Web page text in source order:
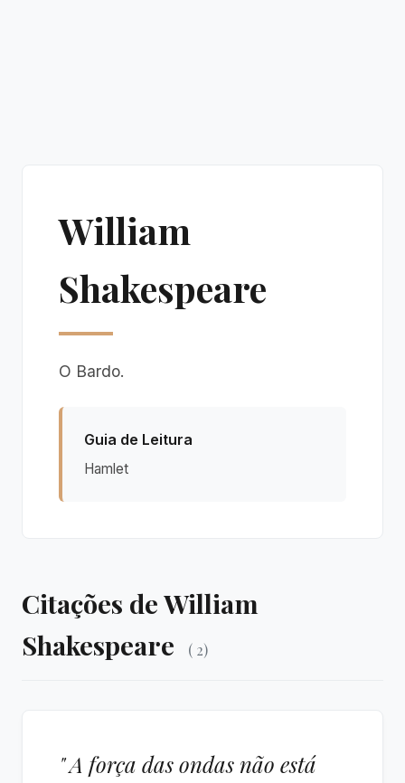
William
Shakespeare
O Bardo.
Guia de Leitura
Hamlet
Citações de William
Shakespeare
( 2)
" A força das ondas não está